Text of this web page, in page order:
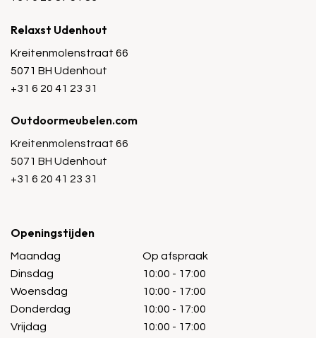
Relaxst Udenhout
Kreitenmolenstraat 66
5071 BH Udenhout
+31 6 20 41 23 31
Outdoormeubelen.com
Kreitenmolenstraat 66
5071 BH Udenhout
+31 6 20 41 23 31
Openingstijden
Maandag
Dinsdag
Woensdag
Donderdag
Vrijdag
Op afspraak
10:00 - 17:00
10:00 - 17:00
10:00 - 17:00
10:00 - 17:00